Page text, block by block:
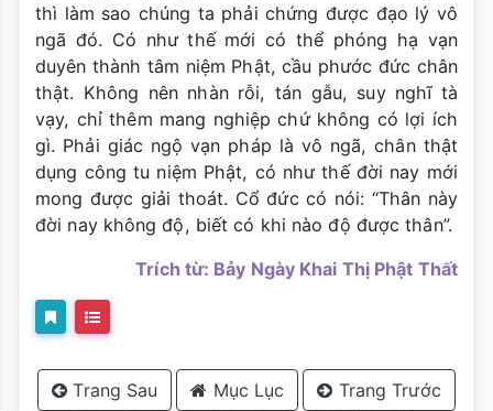
thì làm sao chúng ta phải chứng được đạo lý vô
ngã đó. Có như thế mới có thể phóng hạ vạn
duyên thành tâm niệm Phật, cầu phước đức chân
thật. Không nên nhàn rỗi, tán gẫu, suy nghĩ tà
vạy, chỉ thêm mang nghiệp chứ không có lợi ích
gì. Phải giác ngộ vạn pháp là vô ngã, chân thật
dụng công tu niệm Phật, có như thế đời nay mới
mong được giải thoát. Cổ đức có nói: “Thân này
đời nay không độ, biết có khi nào độ được thân”.
Trích từ: Bảy Ngày Khai Thị Phật Thất
Trang Sau Mục Lục Trang Trước